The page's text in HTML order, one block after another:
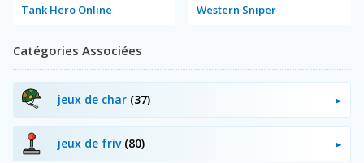
Tank Hero Online Western Sniper
Catégories Associées
jeux de char (37)
jeux de friv (80)